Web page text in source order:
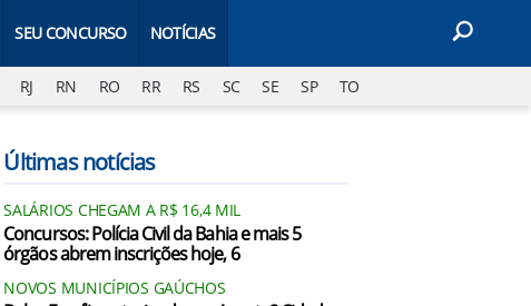
SEU CONCURSO NOTÍCIAS
RJ RN RO RR RS SC SE SP TO
Últimas notícias
SALÁRIOS CHEGAM A R$ 16,4 MIL
Concursos: Polícia Civil da Bahia e mais 5
órgãos abrem inscrições hoje, 6
NOVOS MUNICÍPIOS GAÚCHOS